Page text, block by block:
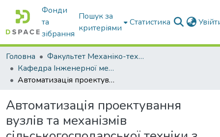
Фонди
та
зібрання
Пошук за
критеріями
Статистика
Головна
Факультет Механіко-технологічний
Кафедра Інженерної механіки та комп'ютерного проектування
Автоматизація проектування вузлів та механізмів сільськогосподарської техніки з використанням пакетів прикладних програм
Автоматизація проектування
вузлів та механізмів